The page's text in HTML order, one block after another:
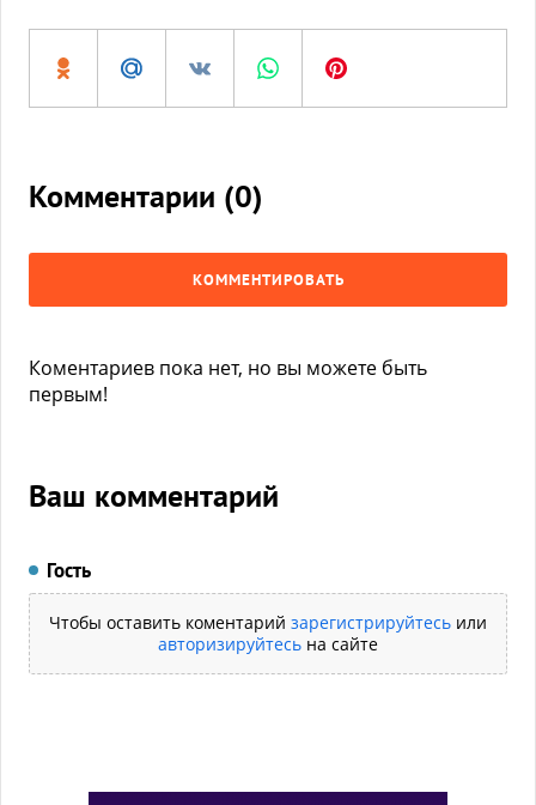
Комментарии (0)
КОММЕНТИРОВАТЬ
Коментариев пока нет, но вы можете быть
первым!
Ваш комментарий
Гость
Чтобы оставить коментарий зарегистрируйтесь или
авторизируйтесь на сайте